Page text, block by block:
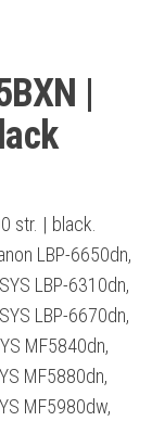
|
str. | black.
LBP-6650dn,
LBP-6310dn,
LBP-6670dn,
MF5840dn,
MF5880dn,
MF5980dw,